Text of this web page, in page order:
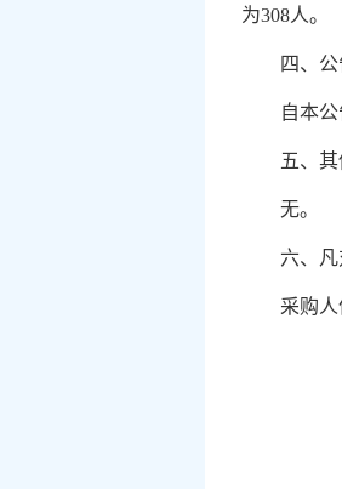
为308人。
四、
自本
五、
无。
六、
采购人